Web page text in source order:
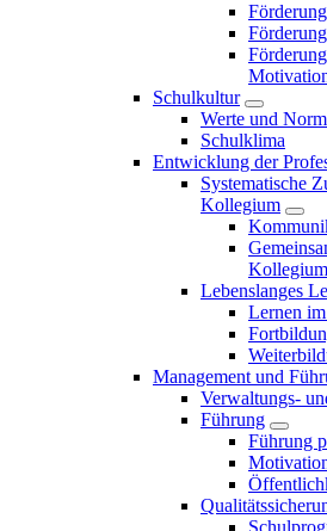
Schulkultur
Werte und
Schulklima
Entwicklung der
Systematische
Kollegium
Kollegium
Lebenslanges
Lernen
Management und
Verwaltungs-
Führung
Führung